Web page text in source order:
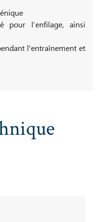
pour l’enfilage, ainsi
l'entraînement et